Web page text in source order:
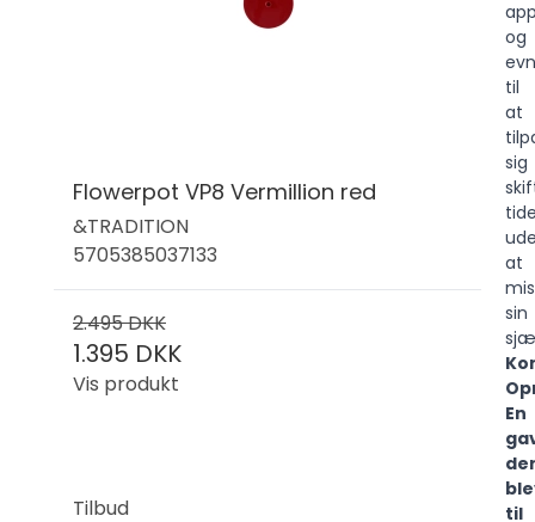
Flowerpot VP8 Vermillion red
&TRADITION
5705385037133
2.495 DKK
1.395 DKK
Vis produkt
Tilbud
og
til
at
sig
at
sin
En
til